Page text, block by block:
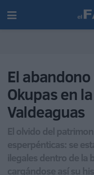
El
Okupas en
Valdeaguas
El olvido del
esperpénticas: se
ilegales dentro de la
cargándose así su